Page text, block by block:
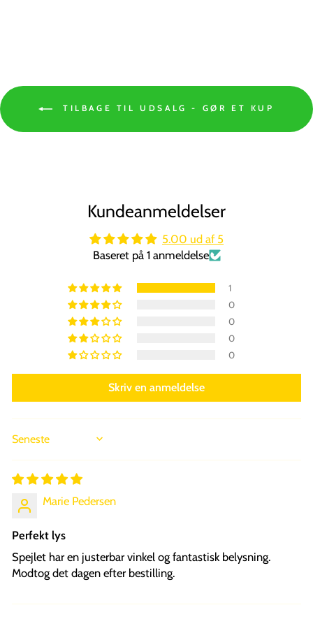
TILBAGE TIL UDSALG - GØR ET KUP
Kundeanmeldelser
5.00 ud af 5
Baseret på 1 anmeldelse
1
0
0
0
0
Skriv en anmeldelse
SORT BY
Marie Pedersen
Perfekt lys
Spejlet har en justerbar vinkel og fantastisk belysning.
Modtog det dagen efter bestilling.